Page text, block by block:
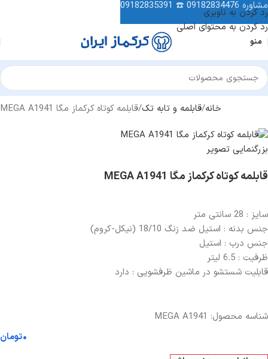
رد کردن به ناوبری
رد کردن به محتوای اصلی
منو
خانه قابلمه و تابه تک قابلمه کوتاه کرکماز مگا MEGA A1941
بزرگنمایی تصویر
قابلمه کوتاه کرکماز مگا MEGA A1941
سایز : 28 سانتی متر
جنس بدنه : استیل ضد زنگ 18/10 (نیکل-کروم)
جنس درب : استیل
ظرفیت : 6.5 لیتر
قابلیت شستشو در ماشین ظرفشویی : دارد
شناسه محصول: MEGA A1941
۰تومان
مشاوره 09182834476
☎️
09182835391